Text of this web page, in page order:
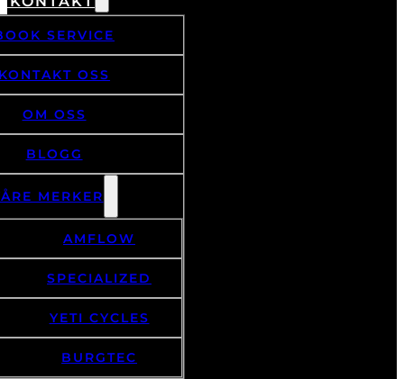
SERVICE
OSS
OM OSS
BLOGG
MERKER
AMFLOW
SPECIALIZED
YETI CYCLES
BURGTEC